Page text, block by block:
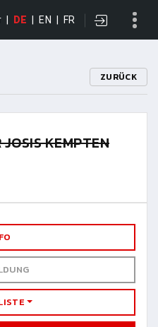
DE EN FR
ZURÜCK
KEMPTEN